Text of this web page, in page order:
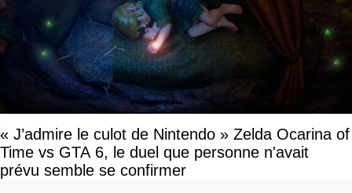
« J’admire le culot de Nintendo » Zelda Ocarina of
Time vs GTA 6, le duel que personne n'avait
prévu semble se confirmer